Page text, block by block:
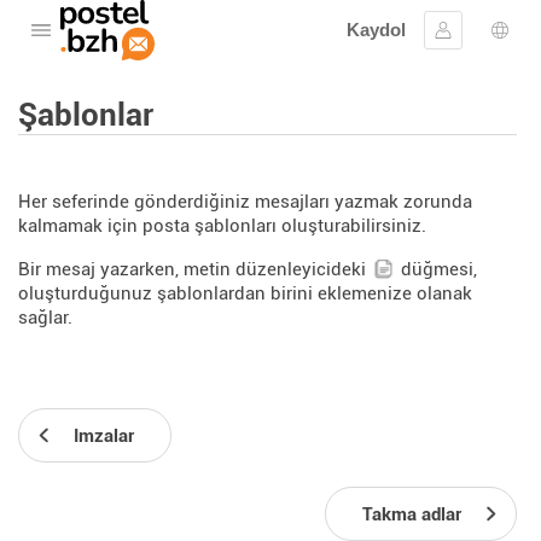
Menüyü aç
Kaydol
Oturum aç
Dil
Şablonlar
Her seferinde gönderdiğiniz mesajları yazmak zorunda
kalmamak için posta şablonları oluşturabilirsiniz.
Bir mesaj yazarken, metin düzenleyicideki
düğmesi,
oluşturduğunuz şablonlardan birini eklemenize olanak
sağlar.
Imzalar
Takma adlar